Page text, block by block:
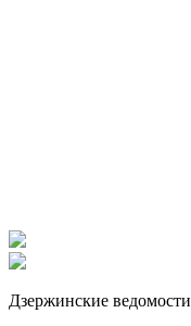
Дзержинские ведомости